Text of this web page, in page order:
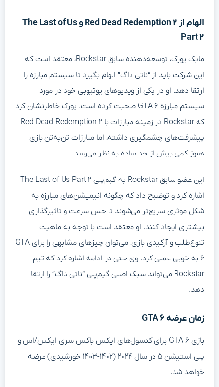
الهام از Red Dead Redemption ۲ و The Last of Us
Part ۲
مایک یورک، توسعه‌دهنده سابق Rockstar، معتقد است که
این شرکت باید از “ناتی داگ” الهام بگیرد تا سیستم مبارزه را
ارتقا دهد. او در یکی از ویدیوهای یوتیوبی خود در مورد
سیستم مبارزه GTA ۶ صحبت کرده است. یورک خاطرنشان کرد
که Rockstar در زمینه مبارزات با Red Dead Redemption ۲
پیشرفت‌های چشمگیری داشته، اما مبارزات تن‌به‌تن بازی
هنوز کمی بیش از حد ساده به نظر می‌رسد.
این عضو سابق Rockstar به گیم‌پلی The Last of Us Part ۲
اشاره کرد و توضیح داد که چگونه انیمیشن‌های مبارزه به
شکل موثری سریع‌تر می‌شوند تا حس سرعت و تاثیرگذاری
بیشتری ایجاد کنند. او معتقد است با توجه به ماهیت
تنوع‌طلب و آرکیدی بازی، می‌توان چیزهای مشابهی را برای GTA
۶ به خوبی عملی کرد. وی حتی در ادامه اشاره کرد که تیم
Rockstar می‌تواند سبک اصلی گیم‌پلی “ناتی داگ” را ارتقا
دهد.
زمان عرضه GTA ۶
بازی GTA ۶ برای کنسول‌های ایکس باکس سری ایکس/اس و
پلی استیشن ۵ در سال ۲۰۲۴ (۱۴۰۲-۱۴۰۳ خورشیدی) عرضه
خواهد شد.